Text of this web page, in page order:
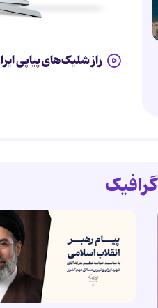
راز شلیک‌های پیاپی
گرافیک